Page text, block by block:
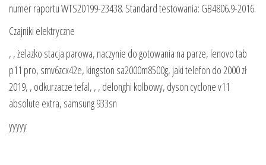
numer raportu WTS20199-23438. Standard testowania: GB4806.9-2016.
Czajniki elektryczne
, , żelazko stacja parowa, naczynie do gotowania na parze, lenovo tab
p11 pro, smv6zcx42e, kingston sa2000m8500g, jaki telefon do 2000 zł
2019, , odkurzacze tefal, , , delonghi kolbowy, dyson cyclone v11
absolute extra, samsung 933sn
yyyyy